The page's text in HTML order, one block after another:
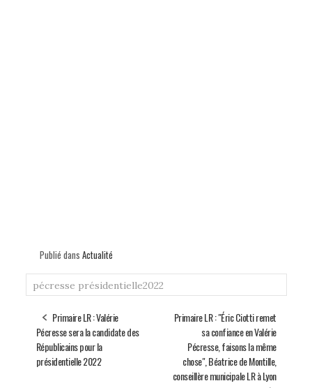
Publié dans Actualité
pécresse présidentielle2022
Primaire LR : Valérie
Pécresse sera la candidate des
Républicains pour la
présidentielle 2022
Primaire LR : "Éric Ciotti remet
sa confiance en Valérie
Pécresse, faisons la même
chose", Béatrice de Montille,
conseillère municipale LR à Lyon